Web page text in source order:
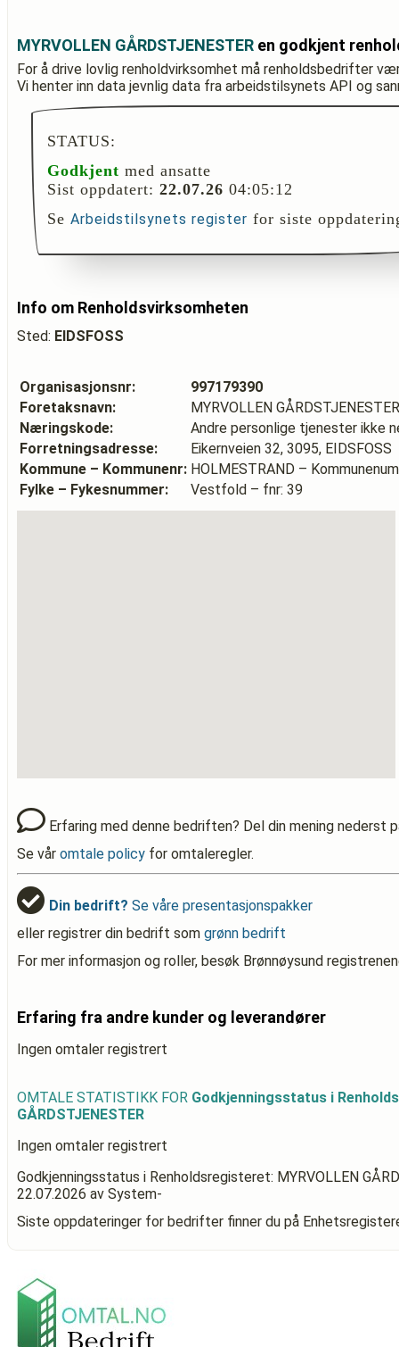
MYRVOLLEN GÅRDSTJENESTER en godkjent
For å drive lovlig renholdvirksomhet må renholdsbedrifter
Vi henter inn data jevnlig data fra arbeidstilsynets API og
STATUS:
Godkjent med ansatte
Sist oppdatert: 22.07.26 04:05:12
Se Arbeidstilsynets register for siste
Info om Renholdsvirksomheten
Sted: EIDSFOSS
Organisasjonsnr:
997179390
Foretaksnavn:
MYRVOLLEN GÅRDSTJENESTER
Næringskode:
Andre personlige tjenester ikke
Forretningsadresse:
Eikernveien 32, 3095, EIDSFOSS
Kommune – Kommunenr: HOLMESTRAND –
Fylke – Fykesnummer:
Vestfold – fnr: 39
Erfaring med denne bedriften? Del din mening nederst
Se vår omtale policy for omtaleregler.
Din bedrift? Se våre presentasjonspakker
eller registrer din bedrift som grønn bedrift
For mer informasjon og roller, besøk Brønnøysund
Erfaring fra andre kunder og leverandører
Ingen omtaler registrert
OMTALE STATISTIKK FOR Godkjenningsstatus i
GÅRDSTJENESTER
Ingen omtaler registrert
Godkjenningsstatus i Renholdsregisteret: MYRVOLLEN
22.07.2026 av System-
Siste oppdateringer for bedrifter finner du på